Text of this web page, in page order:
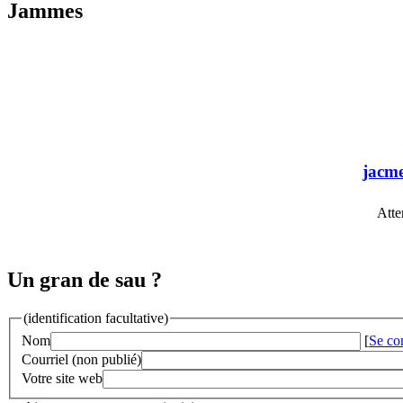
Jammes
Un gran de sau ?
(identification facultative)
Nom
[Se
Courriel (non publié)
Votre site web